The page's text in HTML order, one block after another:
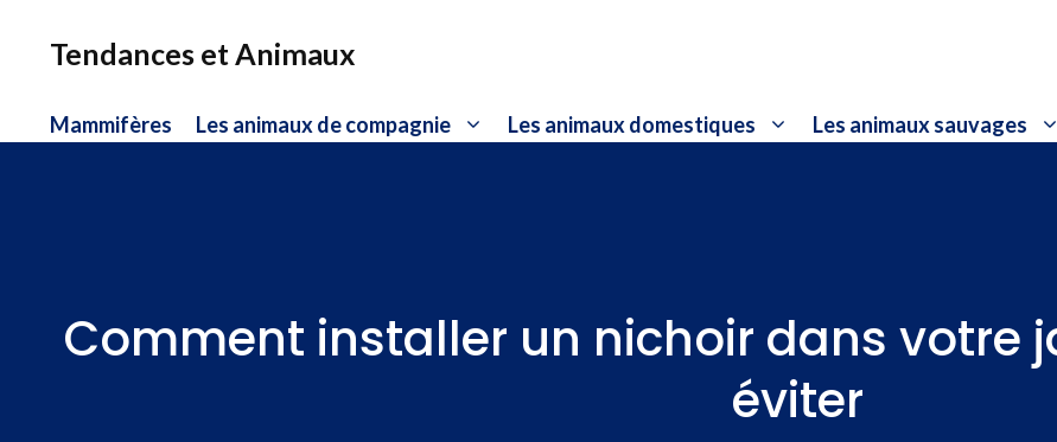
Tendances et Animaux
Mammifères Les animaux de compagnie Les animaux domestiques Les animaux sauvages
Comment installer un nichoir dans votre
éviter